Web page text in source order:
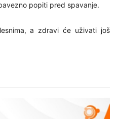
popiti pred spavanje.
a zdravi će uživati još